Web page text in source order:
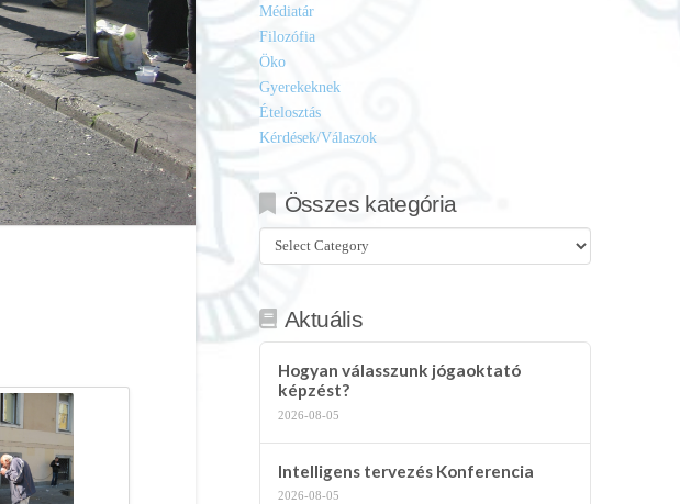
Médiatár
Filozófia
Öko
Gyerekeknek
Ételosztás
Kérdések/Válaszok
Összes kategória
Összes
kategória
Aktuális
Hogyan válasszunk jógaoktató
képzést?
2026-08-05
Intelligens tervezés Konferencia
2026-08-05